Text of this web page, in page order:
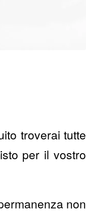
troverai tutte
per il vostro
non